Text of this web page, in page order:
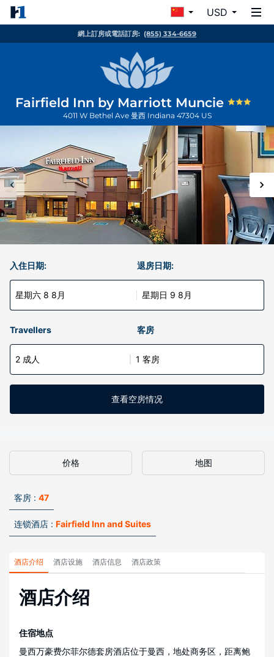
USD
網上訂房或電話訂房: (855) 334-6659
Fairfield Inn by Marriott Muncie
4011 W Bethel Ave 曼西 Indiana 47304 US
入住日期:
星期六 8 8月
退房日期:
星期日 9 8月
Travellers 客房
2 成人 1 客房
查看空房情况
价格 地图
客房 : 47
连锁酒店 : Fairfield Inn and Suites
酒店介绍 酒店设施 酒店信息 酒店政策
酒店介绍
住宿地点
曼西万豪费尔菲尔德套房酒店位于曼西，地处商务区，距离鲍